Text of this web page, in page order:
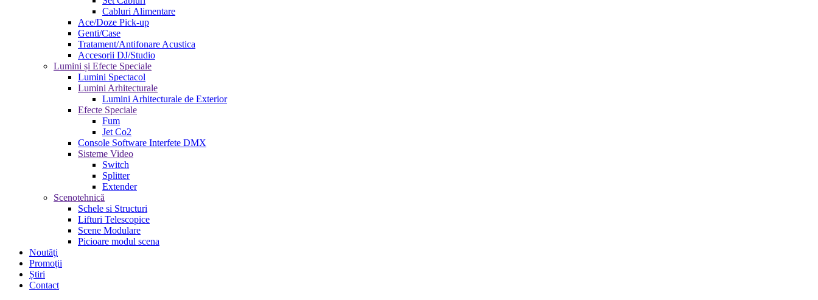
Cabluri Alimentare
Ace/Doze Pick-up
Genti/Case
Tratament/Antifonare Acustica
Accesorii DJ/Studio
Lumini și Efecte Speciale
Lumini Spectacol
Lumini Arhitecturale
Lumini Arhitecturale de Exterior
Efecte Speciale
Fum
Jet Co2
Console Software Interfete DMX
Sisteme Video
Switch
Splitter
Extender
Scenotehnică
Schele si Structuri
Lifturi Telescopice
Scene Modulare
Picioare modul scena
Noutăţi
Promoţii
Știri
Contact